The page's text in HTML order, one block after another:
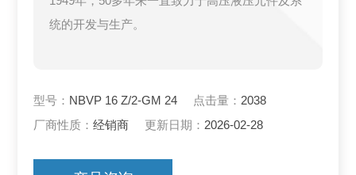
统的开发与生产。
型号： NBVP 16 Z/2-GM 24 点击量： 2038
厂商性质：经销商 更新日期： 2026-02-28